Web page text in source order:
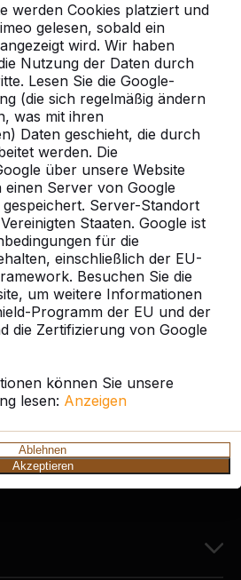
werden Cookies platziert und
gelesen, sobald ein
wird. Wir haben
Nutzung der Daten durch
Lesen Sie die Google-
(die sich regelmäßig ändern
was mit ihren
Daten geschieht, die durch
werden. Die
über unsere Website
einen Server von Google
Server-Standort
Staaten. Google ist
für die
einschließlich der EU-
Besuchen Sie die
um weitere Informationen
Programm der EU und der
die Zertifizierung von Google
können Sie unsere
lesen: Anzeigen
Ablehnen
Akzeptieren